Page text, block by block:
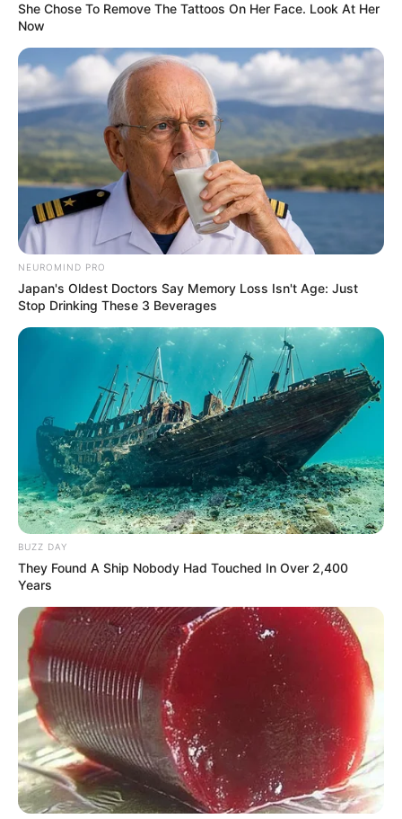
She Chose To Remove The Tattoos On Her Face. Look At Her
Now
NEUROMIND PRO
Japan's Oldest Doctors Say Memory Loss Isn't Age: Just
Stop Drinking These 3 Beverages
BUZZ DAY
They Found A Ship Nobody Had Touched In Over 2,400
Years